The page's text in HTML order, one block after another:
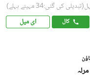
(تبدیلی کی گئی:34 مہینے پہلے)
کال ای میل